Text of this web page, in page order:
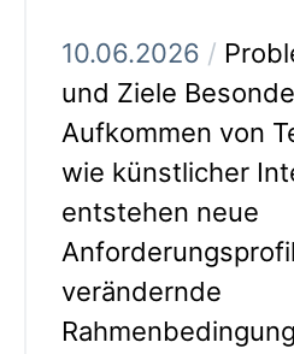
10.06.2026 /
und Ziele
Aufkommen von
wie künstlicher
entstehen neue
verändernde